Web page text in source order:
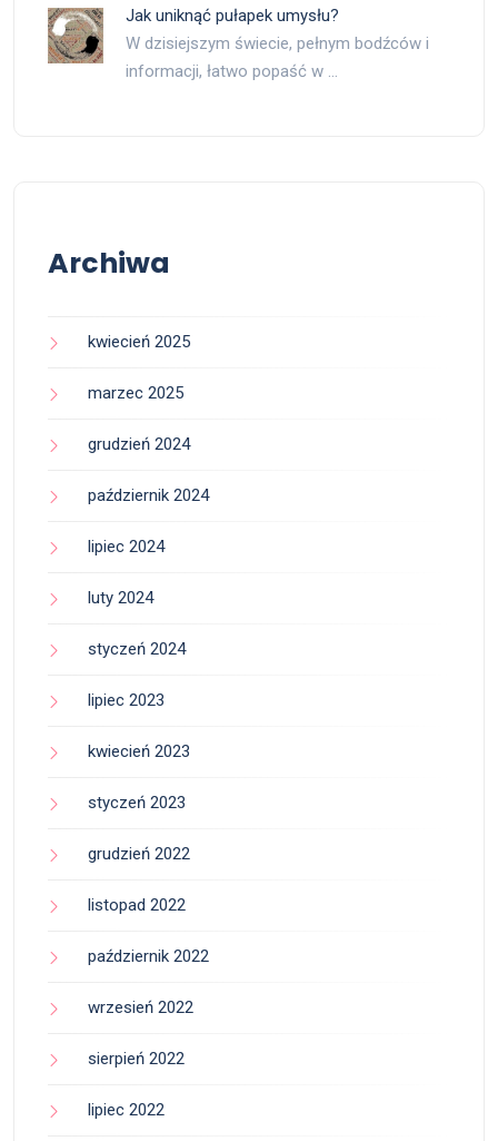
Jak uniknąć pułapek umysłu?
W dzisiejszym świecie, pełnym bodźców i
informacji, łatwo popaść w …
Archiwa
kwiecień 2025
marzec 2025
grudzień 2024
październik 2024
lipiec 2024
luty 2024
styczeń 2024
lipiec 2023
kwiecień 2023
styczeń 2023
grudzień 2022
listopad 2022
październik 2022
wrzesień 2022
sierpień 2022
lipiec 2022